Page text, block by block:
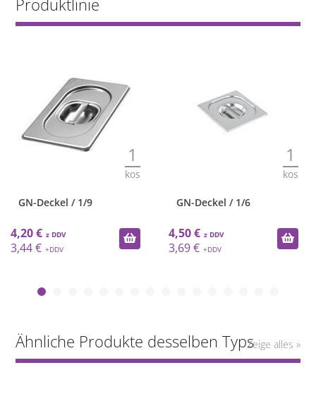
Produktlinie
1
kos
GN-Deckel / 1/9
4,20 €
3,44 €
1
kos
GN-Deckel / 1/6
4,50 €
3,69 €
Ähnliche Produkte desselben TypsZeige alles »